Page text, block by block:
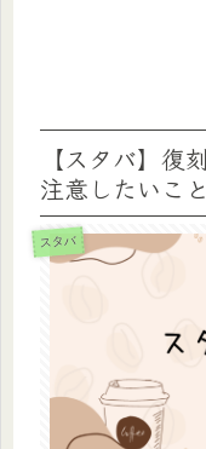
【スタバ】復
注意したいこ
スタバ